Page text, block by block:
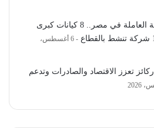
شركات التعدين العالمية العاملة في مصر.. 8 كيانات كبرى
6 أغسطس،
صناعة الفوسفات.. 10 ركائز تعزز الاقتصاد والصادرات وتدعم